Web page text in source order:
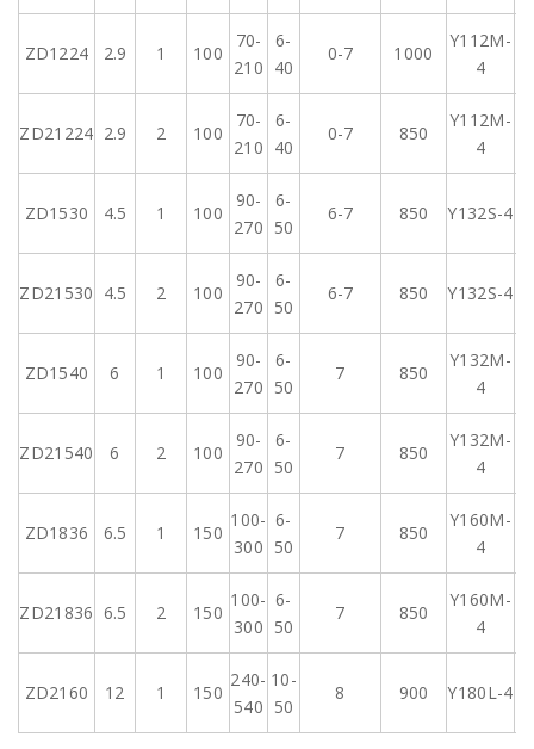
ZD1224 2.9 1 100
70-
210
6-
40
0-7 1000
Y112M-
4
ZD21224 2.9 2 100
70-
210
6-
40
0-7 850
Y112M-
4
ZD1530 4.5 1 100
90-
270
6-
50
6-7 850 Y132S-4
ZD21530 4.5 2 100
90-
270
6-
50
6-7 850 Y132S-4
ZD1540 6 1 100
90-
270
6-
50
7 850
Y132M-
4
ZD21540 6 2 100
90-
270
6-
50
7 850
Y132M-
4
ZD1836 6.5 1 150
100-
300
6-
50
7 850
Y160M-
4
ZD21836 6.5 2 150
100-
300
6-
50
7 850
Y160M-
4
ZD2160 12 1 150
240-
540
10-
50
8 900 Y180L-4